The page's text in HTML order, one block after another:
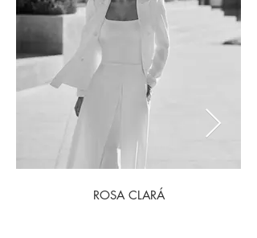
ROSA CLARÁ